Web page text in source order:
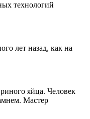
технологий
лет назад, как на
яйца. Человек
Мастер